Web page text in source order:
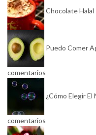
Chocolate Halal
Puedo Comer
comentarios
¿Cómo Elegir El
comentarios